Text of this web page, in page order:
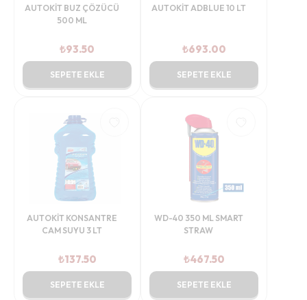
AUTOKİT BUZ ÇÖZÜCÜ
500 ML
₺93.50
SEPETE EKLE
AUTOKİT ADBLUE 10 LT
₺693.00
SEPETE EKLE
AUTOKİT KONSANTRE
CAM SUYU 3 LT
₺137.50
SEPETE EKLE
WD-40 350 ML SMART
STRAW
₺467.50
SEPETE EKLE